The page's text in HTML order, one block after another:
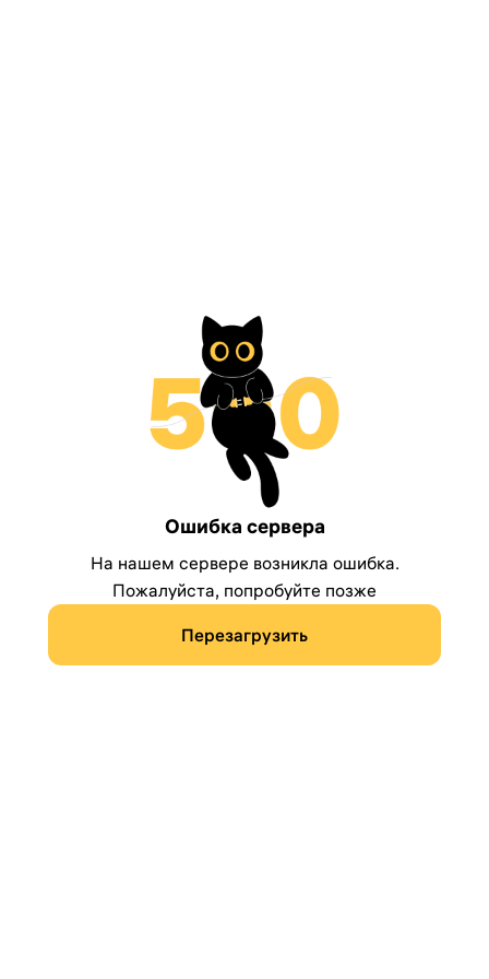
Ошибка сервера
На нашем сервере возникла ошибка.
Пожалуйста, попробуйте позже
Перезагрузить